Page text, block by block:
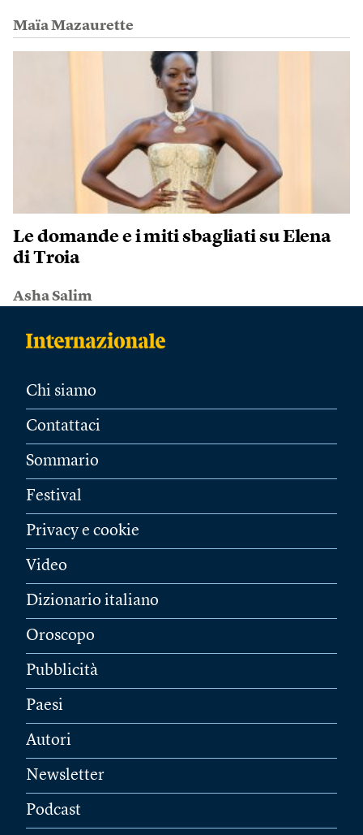
Maïa Mazaurette
Le domande e i miti sbagliati su Elena
di Troia
Asha Salim
Chi siamo
Contattaci
Sommario
Festival
Privacy e cookie
Video
Dizionario italiano
Oroscopo
Pubblicità
Paesi
Autori
Newsletter
Podcast